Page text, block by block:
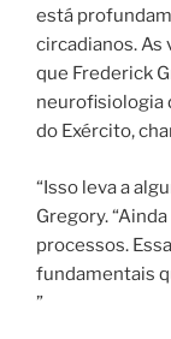
está
circadianos. As
que Frederick
neurofisiologia
do Exército,
“Isso leva a
Gregory.
processos.
fundamentais
”